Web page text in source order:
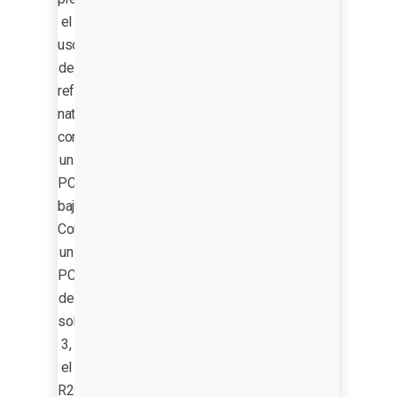
el
uso
de
refrigerantes
naturales
con
un
PCA
bajísimo.
Con
un
PCA
de
solo
3,
el
R290